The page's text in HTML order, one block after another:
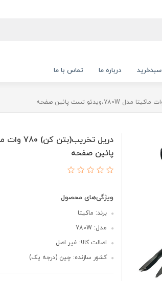
سبدخرید درباره ما تماس با ما
پائین صفحه
ویژگی‌های محصول
برند: ماکیتا
مدل: 780W
اصالت کالا: غیر اصل
کشور سازنده: چین (درجه یک)